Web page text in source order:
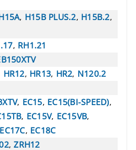
, H15B PLUS.2, H15B.2,
, RH1.21
HR12, HR13, HR2, N120.2
, EC15, EC15(BI-SPEED),
, EC15V, EC15VB,
EC17C, EC18C
,ZRH12